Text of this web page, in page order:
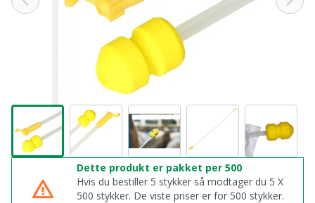
Dette produkt er pakket per 500
Hvis du bestiller 5 stykker så modtager du 5 X
500 stykker. De viste priser er for 500 stykker.